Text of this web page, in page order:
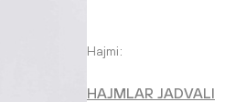
Hajmi
HAJMLAR JADVALI